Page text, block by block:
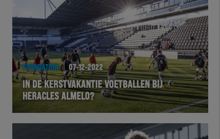
FOUNDATION 07-12-2022
IN DE KERSTVAKANTIE VOETBALLEN BIJ
HERACLES ALMELO?